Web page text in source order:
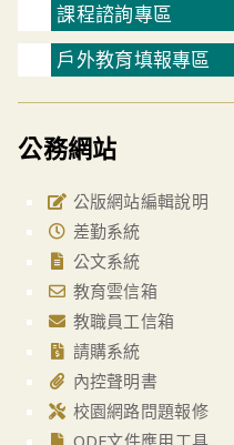
課程諮詢專區
戶外教育填報專區
公務網站
公版網站編輯說明
差勤系統
公文系統
教育雲信箱
教職員工信箱
請購系統
內控聲明書
校園網路問題報修